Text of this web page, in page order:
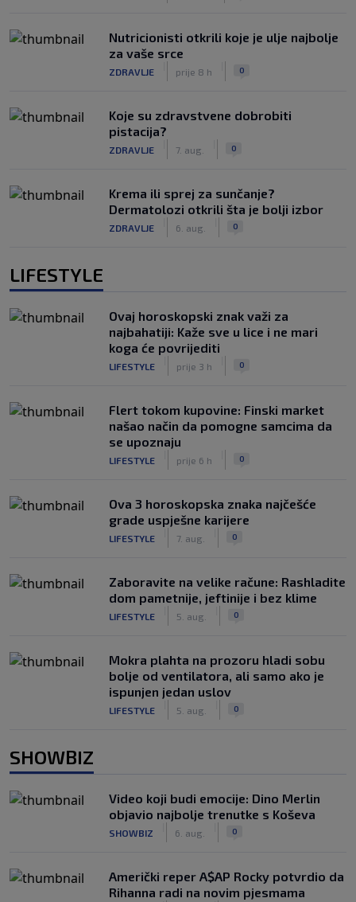
Nutricionisti otkrili koje je ulje najbolje
za vaše srce
ZDRAVLJE prije 8 h 0
Koje su zdravstvene dobrobiti
pistacija?
ZDRAVLJE 7. aug. 0
Krema ili sprej za sunčanje?
Dermatolozi otkrili šta je bolji izbor
ZDRAVLJE 6. aug. 0
LIFESTYLE
Ovaj horoskopski znak važi za
najbahatiji: Kaže sve u lice i ne mari
koga će povrijediti
LIFESTYLE prije 3 h 0
Flert tokom kupovine: Finski market
našao način da pomogne samcima da
se upoznaju
LIFESTYLE prije 6 h 0
Ova 3 horoskopska znaka najčešće
grade uspješne karijere
LIFESTYLE 7. aug. 0
Zaboravite na velike račune: Rashladite
dom pametnije, jeftinije i bez klime
LIFESTYLE 5. aug. 0
Mokra plahta na prozoru hladi sobu
bolje od ventilatora, ali samo ako je
ispunjen jedan uslov
LIFESTYLE 5. aug. 0
SHOWBIZ
Video koji budi emocije: Dino Merlin
objavio najbolje trenutke s Koševa
SHOWBIZ 6. aug. 0
Američki reper A$AP Rocky potvrdio da
Rihanna radi na novim pjesmama